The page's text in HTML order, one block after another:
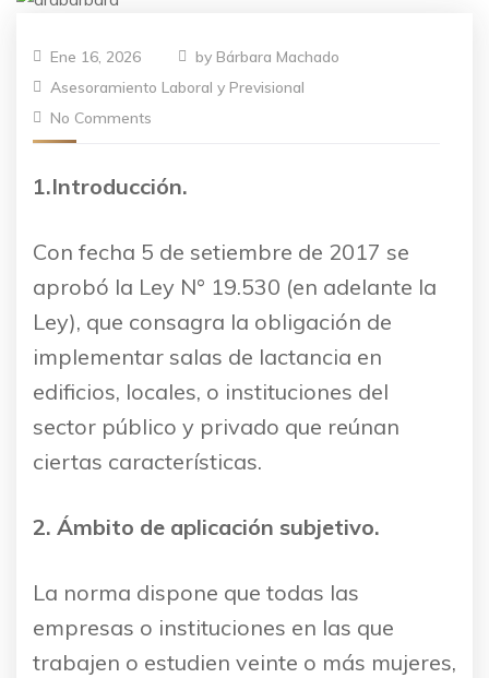
Ene 16, 2026 by Bárbara Machado
Asesoramiento Laboral y Previsional
No Comments
1.Introducción.
Con fecha 5 de setiembre de 2017 se
aprobó la Ley N° 19.530 (en adelante la
Ley), que consagra la obligación de
implementar salas de lactancia en
edificios, locales, o instituciones del
sector público y privado que reúnan
ciertas características.
2. Ámbito de aplicación subjetivo.
La norma dispone que todas las
empresas o instituciones en las que
trabajen o estudien veinte o más mujeres,